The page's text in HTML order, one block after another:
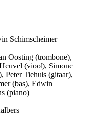
Schimscheimer
Oosting (trombone),
(viool), Simone
Peter Tiehuis (gitaar),
(bas), Edwin
(piano)